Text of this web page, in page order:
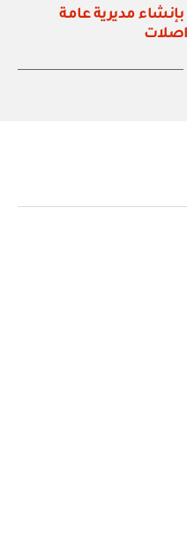
مرسوم سلطاني رقم ١ / ٨٢ بإنشاء مديرية عامة